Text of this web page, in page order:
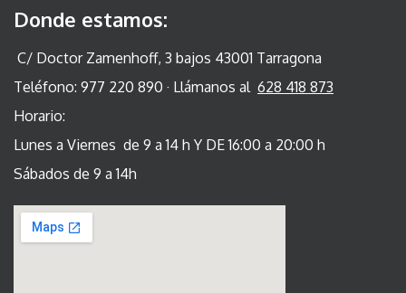
Donde estamos:
C/ Doctor Zamenhoff, 3 bajos 43001 Tarragona
Teléfono: 977 220 890 · Llámanos al 628 418 873
Horario:
Lunes a Viernes de 9 a 14 h Y DE 16:00 a 20:00 h
Sábados de 9 a 14h